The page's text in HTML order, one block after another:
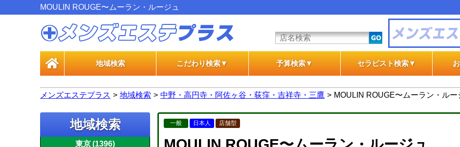
MOULIN ROUGE〜ムーラン・ルージュ
地域検索 こだわり検索▼
一般エステ
風俗エステ
予算検索▼
一般エステ
風俗エステ
セラピスト検索▼
一般エステ
風俗エステ
メンズエステプラス
地域検索 中野・高円寺・阿佐ヶ谷・荻窪・吉祥寺・三鷹 MOULIN ROUGE〜ムーラン・ルー
地域検索
東京(1396)
一般 日本人 店舗型